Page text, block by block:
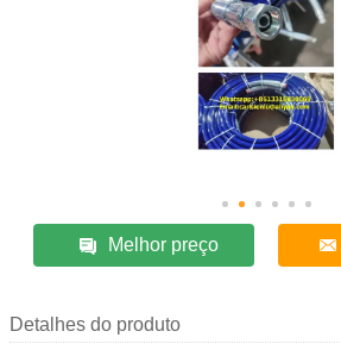
Melhor preço
Detalhes do produto